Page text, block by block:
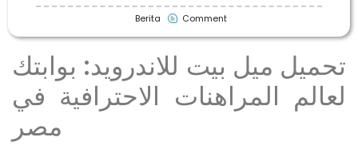
Berita Comment
تحميل ميل بيت للاندرويد: بوابتك
لعالم المراهنات الاحترافية في
مصر